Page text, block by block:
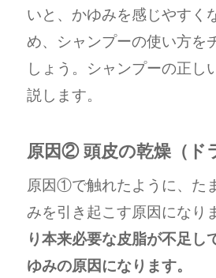
いと、かゆみを感じやすく
め、シャンプーの使い方を
しょう。シャンプーの正し
説します。
原因② 頭皮の乾燥（ド
原因①で触れたように、た
みを引き起こす原因になり
り本来必要な皮脂が不足し
ゆみの原因になります。